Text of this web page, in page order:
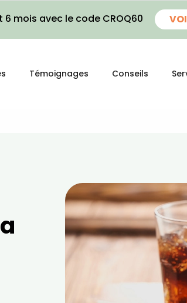
6 mois avec le code CROQ60
Témoignages Conseils